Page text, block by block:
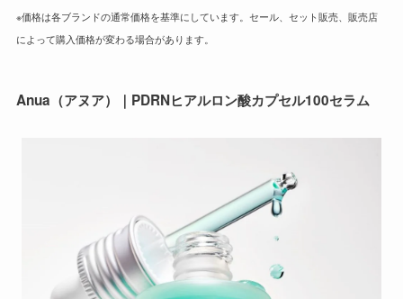
※価格は各ブランドの通常価格を基準にしています。セール、セット販売、販売店
によって購入価格が変わる場合があります。
Anua（アヌア）｜PDRNヒアルロン酸カプセル100セラム